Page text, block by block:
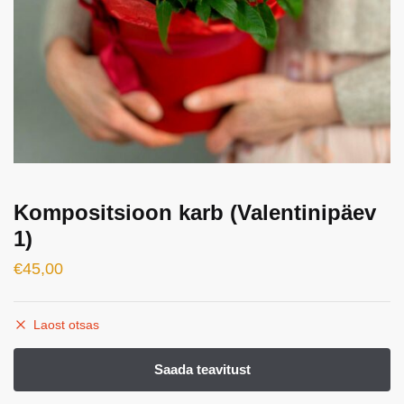
Kompositsioon karb (Valentinipäev
1)
€45,00
Laost otsas